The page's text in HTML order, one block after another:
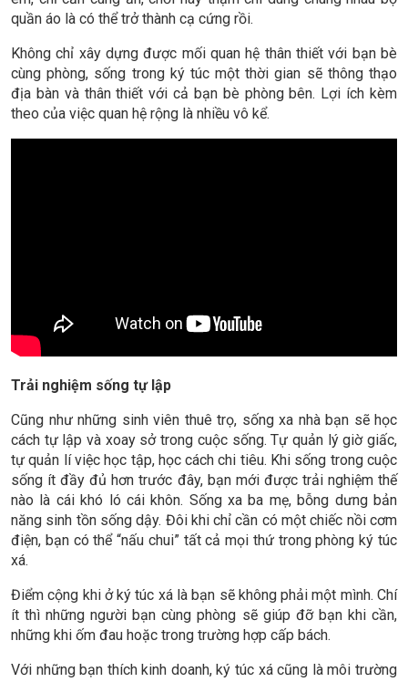
quần áo là có thể trở thành cạ cứng rồi.
Không chỉ xây dựng được mối quan hệ thân thiết với bạn bè
cùng phòng, sống trong ký túc một thời gian sẽ thông thạo
địa bàn và thân thiết với cả bạn bè phòng bên. Lợi ích kèm
theo của việc quan hệ rộng là nhiều vô kể.
Trải nghiệm sống tự lập
Cũng như những sinh viên thuê trọ, sống xa nhà bạn sẽ học
cách tự lập và xoay sở trong cuộc sống. Tự quản lý giờ giấc,
tự quản lí việc học tập, học cách chi tiêu. Khi sống trong cuộc
sống ít đầy đủ hơn trước đây, bạn mới được trải nghiệm thế
nào là cái khó ló cái khôn. Sống xa ba mẹ, bỗng dưng bản
năng sinh tồn sống dậy. Đôi khi chỉ cần có một chiếc nồi cơm
điện, bạn có thể “nấu chui” tất cả mọi thứ trong phòng ký túc
xá.
Điểm cộng khi ở ký túc xá là bạn sẽ không phải một mình. Chí
ít thì những người bạn cùng phòng sẽ giúp đỡ bạn khi cần,
những khi ốm đau hoặc trong trường hợp cấp bách.
Với những bạn thích kinh doanh, ký túc xá cũng là môi trường